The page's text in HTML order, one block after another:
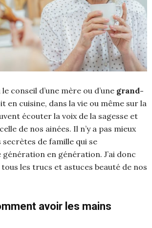
le conseil d’une mère ou d’une grand-
en cuisine, dans la vie ou même sur la
écouter la voix de la sagesse et
de nos ainées. Il n’y a pas mieux
de famille qui se
en génération. J’ai donc
les trucs et astuces beauté de nos
avoir les mains